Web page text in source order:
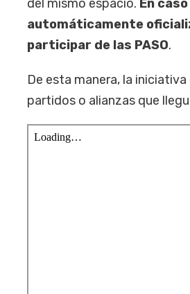
del mismo espacio. En
automáticamente
participar de las PASO.
De esta manera, la
partidos o alianzas que